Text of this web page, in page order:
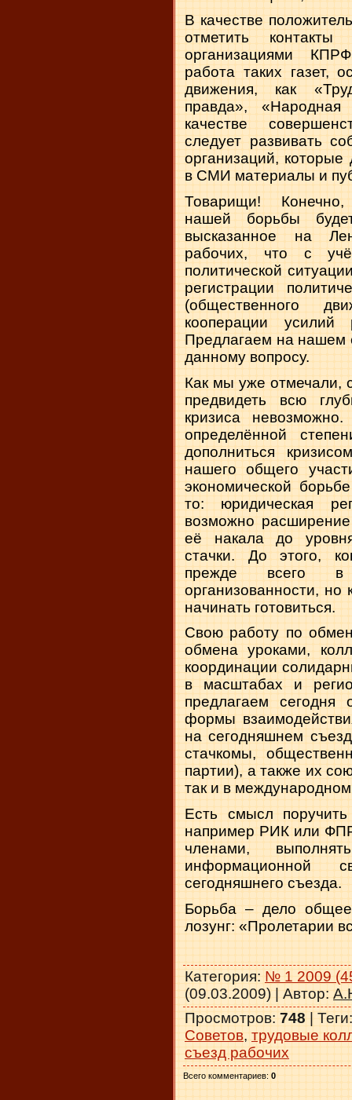
В качестве
отметить
организациями
работа таких газет,
движения, как
правда»,
качестве
следует развивать
организаций, которые
в СМИ материалы и
Товарищи! Конечно,
нашей борьбы
высказанное на
рабочих, что с
политической
регистрации
(общественного
кооперации
Предлагаем на нашем
данному вопросу.
Как мы уже отмечали,
предвидеть всю
кризиса
определённой
дополниться
нашего общего
экономической
то: юридическая
возможно
её накала до
стачки. До этого,
прежде всего
организованности,
начинать готовиться.
Свою работу по
обмена уроками,
координации
в масштабах и
предлагаем
формы
на сегодняшнем
стачкомы,
партии), а также их
так и в
Есть смысл
например РИК или
членами,
информационной
сегодняшнего съезда.
Борьба – дело общее,
лозунг: «Пролетарии
Категория: № 1 2009
(09.03.2009) | Автор:
Просмотров: 748 | Теги
Советов, трудовые
съезд рабочих
Всего комментариев: 0